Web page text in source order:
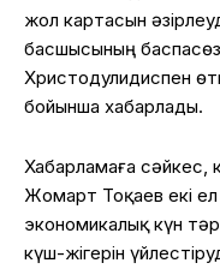
жол картасын
басшысының
Христодулидиспен
бойынша хабарлады.
Хабарламаға сәйкес,
Жомарт Тоқаев екі ел
экономикалық күн
күш-жігерін